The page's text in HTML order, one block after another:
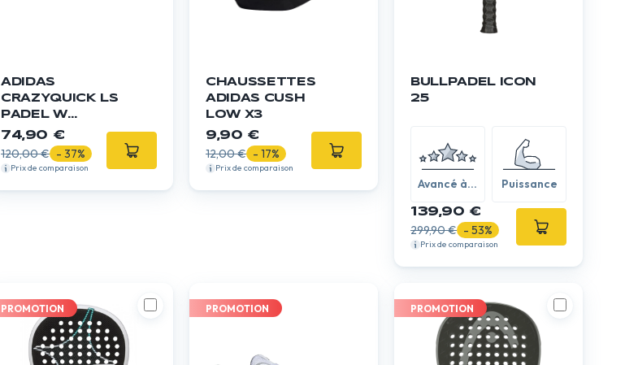
ADIDAS
CRAZYQUICK LS
PADEL W
LEMON/SILVER
74,90 €
120,00 € - 37%
Prix de comparaison
CHAUSSETTES
ADIDAS CUSH
LOW X3
9,90 €
12,00 € - 17%
Prix de comparaison
BULLPADEL ICON
25
Avancé à
Puissance
139,90 €
299,90 € - 53%
Prix de comparaison
PROMOTION PROMOTION PROMOTION